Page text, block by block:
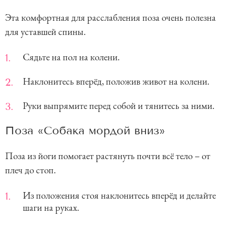
Эта комфортная для расслабления поза очень полезна
для уставшей спины.
Сядьте на пол на колени.
Наклонитесь вперёд, положив живот на колени.
Руки выпрямите перед собой и тянитесь за ними.
Поза «Собака мордой вниз»
Поза из йоги помогает растянуть почти всё тело – от
плеч до стоп.
Из положения стоя наклонитесь вперёд и делайте
шаги на руках.